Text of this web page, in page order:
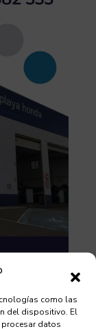
como las
del dispositivo. El
datos